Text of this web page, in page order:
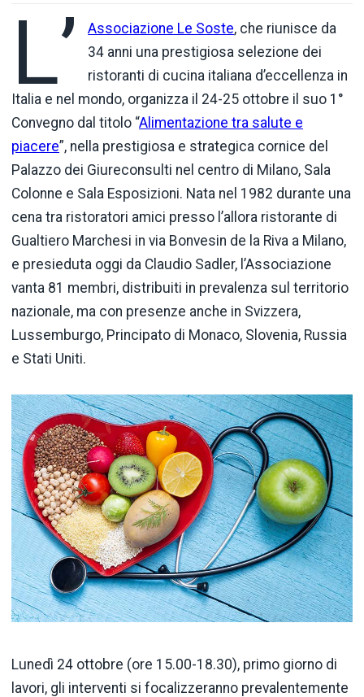
L’ Associazione Le Soste, che riunisce da
34 anni una prestigiosa selezione dei
ristoranti di cucina italiana d’eccellenza in
Italia e nel mondo, organizza il 24-25 ottobre il suo 1°
Convegno dal titolo “Alimentazione tra salute e
piacere”, nella prestigiosa e strategica cornice del
Palazzo dei Giureconsulti nel centro di Milano, Sala
Colonne e Sala Esposizioni. Nata nel 1982 durante una
cena tra ristoratori amici presso l’allora ristorante di
Gualtiero Marchesi in via Bonvesin de la Riva a Milano,
e presieduta oggi da Claudio Sadler, l’Associazione
vanta 81 membri, distribuiti in prevalenza sul territorio
nazionale, ma con presenze anche in Svizzera,
Lussemburgo, Principato di Monaco, Slovenia, Russia
e Stati Uniti.
Lunedì 24 ottobre (ore 15.00-18.30), primo giorno di
lavori, gli interventi si focalizzeranno prevalentemente